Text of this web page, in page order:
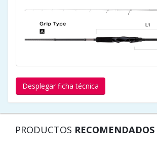
Desplegar ficha técnica
PRODUCTOS RECOMENDADOS